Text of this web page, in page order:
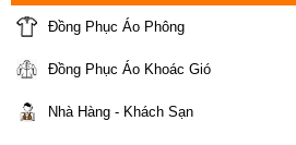
Đồng Phục Áo Phông
Đồng Phục Áo Khoác Gió
Nhà Hàng - Khách Sạn